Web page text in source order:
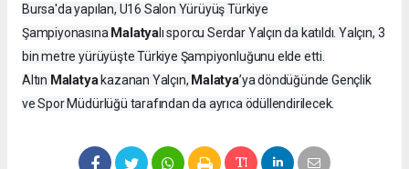
Bursa'da yapılan, U16 Salon Yürüyüş Türkiye
Şampiyonasına Malatyalı sporcu Serdar Yalçın da katıldı. Yalçın, 3
bin metre yürüyüşte Türkiye Şampiyonluğunu elde etti.
Altın Malatyakazanan Yalçın, Malatya’ya döndüğünde Gençlik
ve Spor Müdürlüğü tarafından da ayrıca ödüllendirilecek.